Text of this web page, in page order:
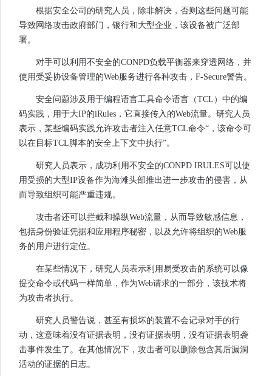
根据安全公司的研究人员，除非解决，否则这些问题可能
导致网络攻击政府部门，银行和大型企业，该设备被广泛部
署。
对手可以利用不安全的CONPD负载平衡器来穿透网络，并
使用受妥协设备管理的Web服务进行各种攻击，F-Secure警告。
安全问题涉及用于编程语言工具命令语言（TCL）中的编
码实践，用于大IP的iRules，它直接传入的Web流量。研究人员
表示，某些编码实践允许攻击者注入任意TCL命令“，该命令可
以在目标TCL脚本的安全上下文中执行”。
研究人员表示，成功利用不安全的CONPD IRULES可以使
用受损的大型IP设备作为海滩头部推出进一步攻击的侵害，从
而导致组织可能严重违规。
攻击者还可以拦截和操纵Web流量，从而导致敏感信息，
包括身份验证凭据和应用程序秘密，以及允许将组织的Web服
务的用户进行定位。
在某些情况下，研究人员表示利用易受攻击的系统可以像
提交命令或代码一样简单，作为Web请求的一部分，该技术将
为攻击者执行。
研究人员警告说，甚至有损坏的装置不会记录对手的行
动，这意味着没有证据表明，没有证据表明，没有证据表明袭
击事件发生了。在其他情况下，攻击者可以删除包含其后漏洞
活动的证据的日志。